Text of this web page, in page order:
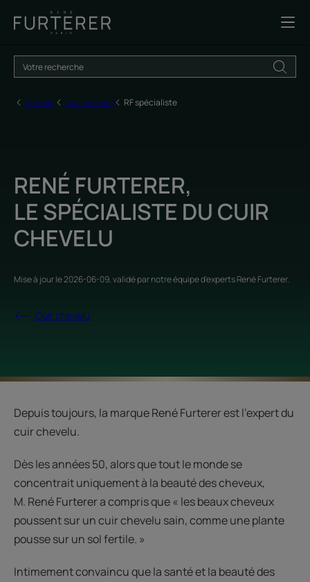
Accueil Cuir chevelu RF spécialiste
RENÉ FURTERER,
LE SPÉCIALISTE DU CUIR
CHEVELU
Mise à jour le2026-06-09, validé parnotre équipe d'experts René Furterer.
Cuir chevelu
Depuis toujours, la marque René Furterer est l’expert du
cuir chevelu.
Dès les années 50, alors que tout le monde se
concentrait uniquement à la beauté des cheveux,
M. René Furterer a compris que « les beaux cheveux
poussent sur un cuir chevelu sain, comme une plante
pousse sur un sol fertile. »
Intimement convaincu que la santé et la beauté des